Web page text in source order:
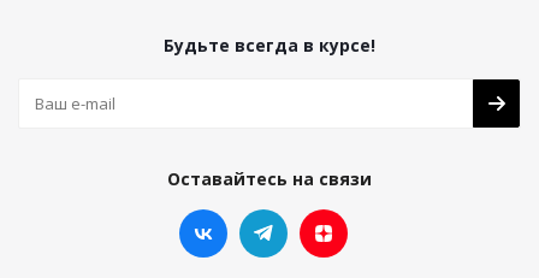
Будьте всегда в курсе!
Оставайтесь на связи